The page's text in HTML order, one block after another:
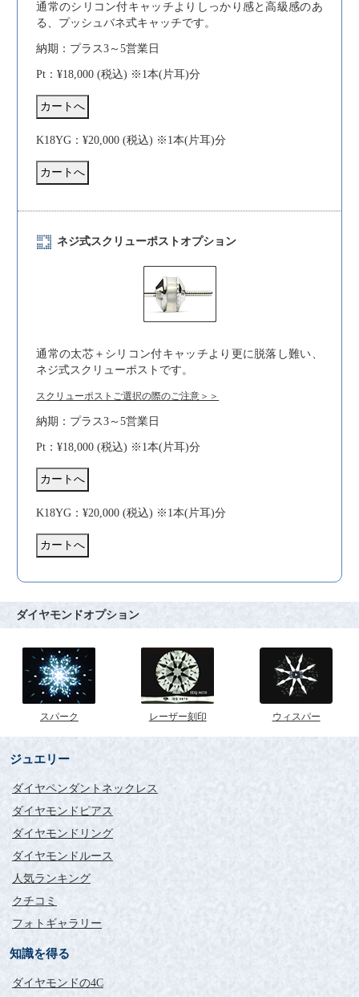
通常のシリコン付キャッチよりしっかり感と高級感のあ
る、プッシュバネ式キャッチです。
納期：プラス3～5営業日
Pt：¥18,000 (税込) ※1本(片耳)分
K18YG：¥20,000 (税込) ※1本(片耳)分
ネジ式スクリューポストオプション
通常の太芯＋シリコン付キャッチより更に脱落し難い、
ネジ式スクリューポストです。
スクリューポストご選択の際のご注意＞＞
納期：プラス3～5営業日
Pt：¥18,000 (税込) ※1本(片耳)分
K18YG：¥20,000 (税込) ※1本(片耳)分
ダイヤモンドオプション
スパーク レーザー刻印 ウィスパー
ジュエリー
ダイヤペンダントネックレス
ダイヤモンドピアス
ダイヤモンドリング
ダイヤモンドルース
人気ランキング
クチコミ
フォトギャラリー
知識を得る
ダイヤモンドの4C